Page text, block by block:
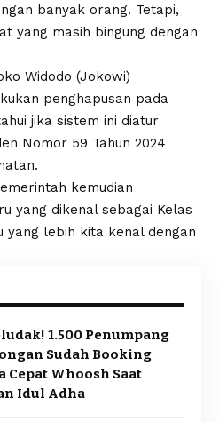
banyak orang. Tetapi,
yang masih bingung dengan
Widodo (Jokowi)
penghapusan pada
jika sistem ini diatur
Nomor 59 Tahun 2024
kemudian
yang dikenal sebagai Kelas
yang lebih kita kenal dengan
1.500 Penumpang
Sudah Booking
Cepat Whoosh Saat
Idul Adha